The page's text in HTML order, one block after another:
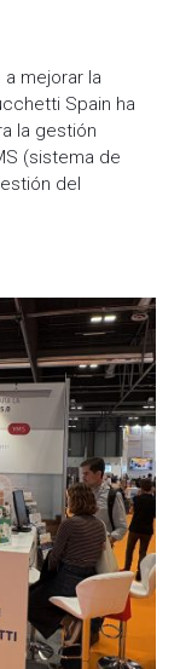
mejorar la
Spain ha
la gestión
(sistema de
del